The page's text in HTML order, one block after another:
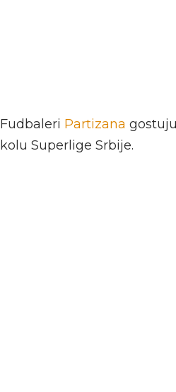
Fudbaleri Partizana
kolu Superlige Srbije.